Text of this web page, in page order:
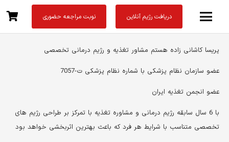
دریافت رژیم آنلاین نوبت مراجعه حضوری
پریسا کاشانی زاده هستم مشاور تغذیه و رژیم درمانی تخصصی
عضو سازمان نظام پزشکی با شماره نظام پزشکی ت-7057
عضو انجمن تغذیه ایران
با 6 سال سابقه رژیم درمانی و مشاوره تغذیه با تمرکز بر طراحی رژیم های
تخصصی متناسب با شرایط هر فرد که باعث بهترین اثربخشی خواهد بود